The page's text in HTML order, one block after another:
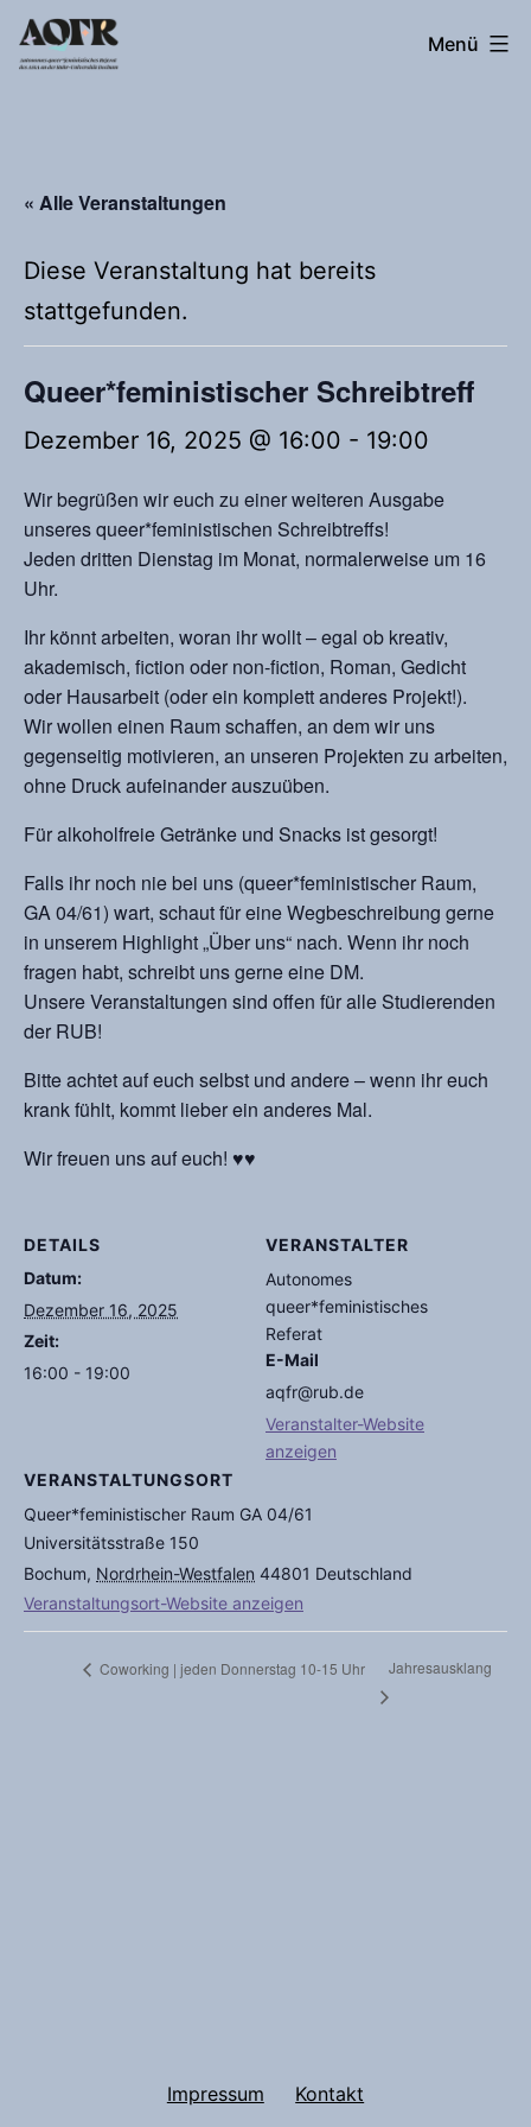
Zum
Inhalt
Autonomes
Menü
« Alle Veranstaltungen
Diese Veranstaltung hat bereits
stattgefunden.
Queer*feministischer Schreibtreff
Dezember 16, 2025 @ 16:00 - 19:00
Wir begrüßen wir euch zu einer weiteren Ausgabe
unseres queer*feministischen Schreibtreffs!
Jeden dritten Dienstag im Monat, normalerweise um 16
Uhr.
Ihr könnt arbeiten, woran ihr wollt – egal ob kreativ,
akademisch, fiction oder non-fiction, Roman, Gedicht
oder Hausarbeit (oder ein komplett anderes Projekt!).
Wir wollen einen Raum schaffen, an dem wir uns
gegenseitig motivieren, an unseren Projekten zu arbeiten,
ohne Druck aufeinander auszuüben.
Für alkoholfreie Getränke und Snacks ist gesorgt!
Falls ihr noch nie bei uns (queer*feministischer Raum,
GA 04/61) wart, schaut für eine Wegbeschreibung gerne
in unserem Highlight „Über uns“ nach. Wenn ihr noch
fragen habt, schreibt uns gerne eine DM.
Unsere Veranstaltungen sind offen für alle Studierenden
der RUB!
Bitte achtet auf euch selbst und andere – wenn ihr euch
krank fühlt, kommt lieber ein anderes Mal.
Wir freuen uns auf euch! ♥♥
DETAILS
Datum:
Dezember 16, 2025
Zeit:
16:00 - 19:00
VERANSTALTUNGSORT
Queer*feministischer Raum GA 04/61
Universitätsstraße 150
Bochum, Nordrhein-Westfalen 44801 Deutschland
Veranstaltungsort-Website anzeigen
VERANSTALTER
Autonomes
queer*feministisches
Referat
E-Mail
aqfr@rub.de
Veranstalter-Website
anzeigen
Coworking | jeden Donnerstag 10-15 Uhr Jahresausklang
Impressum Kontakt